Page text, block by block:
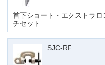
首下ショート・エクストラ
チセット
SJC-RF